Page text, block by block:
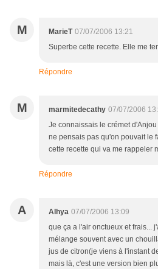
M MarieT 07/07/2006 13:21
Superbe cette recette. Elle me
Répondre
M marmitedecathy 07/07/2006
Je connaissais le crémet
ne pensais pas qu'on pouvait le
cette recette qui va me rappeler
Répondre
A Alhya 07/07/2006 13:09
que ça a l'air onctueux et frais...
mélange souvent avec un
jus de citron(je viens à l'instant
mais là, c'est une version bien